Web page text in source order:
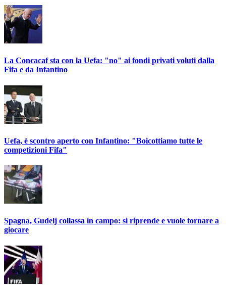
La Concacaf sta con la Uefa: "no" ai fondi privati voluti dalla
Fifa e da Infantino
Uefa, è scontro aperto con Infantino: "Boicottiamo tutte le
competizioni Fifa"
Spagna, Gudelj collassa in campo: si riprende e vuole tornare a
giocare